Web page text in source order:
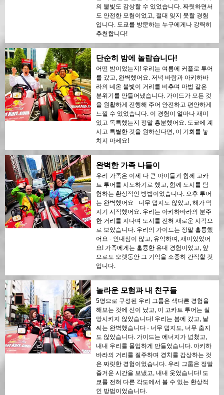
의 불빛도 감상할 수 있었습니다. 짜릿하면서
도 안전한 모험이었고, 절대 잊지 못할 경험
입니다. 도쿄를 방문하는 누구에게나 강력히
추천합니다!
단순히 밤에 놀랍습니다!
어떤 밤이었는지! 우리는 여름에 커플로 투어
를 갔고, 완벽했어요. 저녁 바람과 아키하바
라의 네온 불빛이 거리를 비추며 마법 같은
분위기를 만들어냈습니다. 가이드가 모든 것
을 원활하게 진행해 주어 안전하고 편안하게
느낄 수 있었습니다. 이 경험이 얼마나 재미
있고 독특했는지 정말 흥분했어요. 도쿄에 계
시고 특별한 것을 원하신다면, 이 기회를 놓
치지 마세요!
완벽한 가족 나들이
우리 가족은 이제 다 큰 아이들과 함께 고카
트 투어를 시도하기로 했고, 함께 도시를 탐
험하는 환상적인 방법이었습니다. 오후 투어
는 완벽했어요 - 너무 덥지도 않았고, 해가 막
지기 시작했어요. 우리는 아키하바라의 분주
한 거리를 지나며 도시를 전혀 새로운 시각으
로 보았습니다. 우리의 가이드는 정말 훌륭했
어요 - 인내심이 많고, 유익하며, 재미있었어
요! 가족에게는 훌륭한 유대 경험이었고, 앞
으로도 오랫동안 그 기억을 소중히 간직할 것
입니다.
놀라운 모험과 내 친구들
5명으로 구성된 우리 그룹은 색다른 경험을
해보는 것에 신이 났고, 이 고카트 투어는 실
망시키지 않았습니다! 우리는 봄에 갔고, 날
씨는 완벽했습니다 - 너무 덥지도, 너무 춥지
도 않았습니다. 가이드는 에너지가 넘쳤고,
내내 우리를 몰입하게 만들었습니다. 아키하
바라의 거리를 질주하며 경치를 감상하는 것
은 짜릿한 경험이었습니다. 우리 그룹은 정말
즐거운 시간을 보냈고, 내내 웃었습니다! 도
쿄를 전혀 다른 각도에서 볼 수 있는 환상적
인 방법이었습니다.